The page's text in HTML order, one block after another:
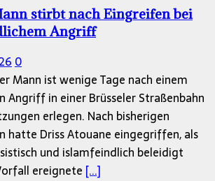
stirbt nach Eingreifen bei
Angriff
0
Mann ist wenige Tage nach einem
Angriff in einer Brüsseler Straßenbahn
erlegen. Nach bisherigen
hatte Driss Atouane eingegriffen, als
und islamfeindlich beleidigt
ereignete [...]